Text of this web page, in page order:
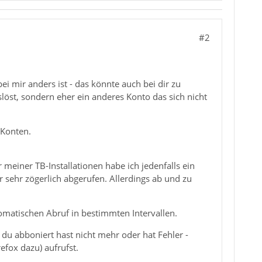
#2
mir anders ist - das könnte auch bei dir zu
sondern eher ein anderes Konto das sich nicht
TB-Installationen habe ich jedenfalls ein
zögerlich abgerufen. Allerdings ab und zu
Abruf in bestimmten Intervallen.
abboniert hast nicht mehr oder hat Fehler -
dazu) aufrufst.